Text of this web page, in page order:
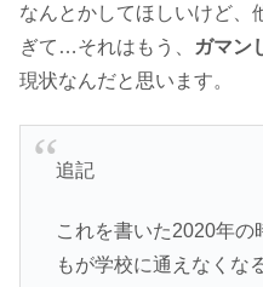
なんとかしてほしいけど、
ぎて…それはもう、
ガマン
現状なんだと思います。
追記
これを書いた2020年
もが学校に通えなくな